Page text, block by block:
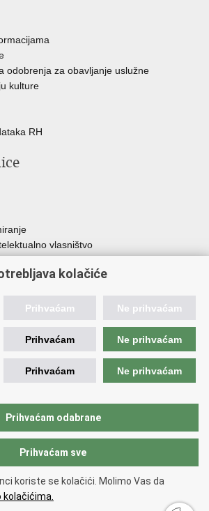
odobrenja za obavljanje uslužne
kulture
RH
vlasništvo
centar
for Culture
za podvodnu arheologiju u Zadru (MCPA)
kulture i medija.
kolačiće
Prihvaćam Ne prihvaćam
Prihvaćam Ne prihvaćam
Prihvaćam Ne prihvaćam
Prihvaćam odabrane
Prihvaćam sve
koriste se kolačići. Molimo Vas da